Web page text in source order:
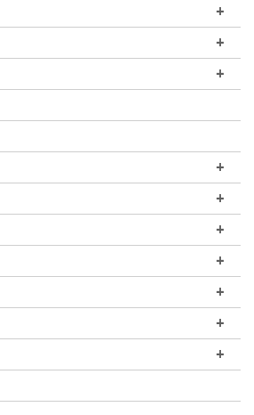
+
+
+
+
+
+
+
+
+
+